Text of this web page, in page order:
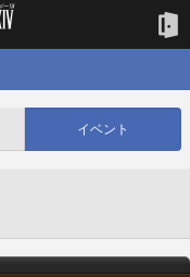
イベント